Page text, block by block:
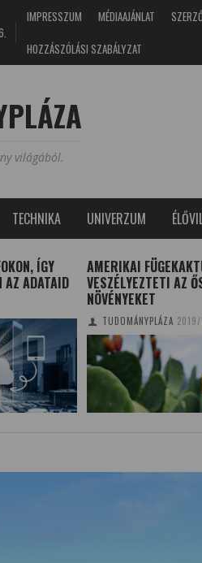
IMPRESSZUM MÉDIAAJÁNLAT
HOZZÁSZÓLÁSI SZABÁLYZAT
világából.
TECHNIKA UNIVERZUM
ÍGY
AZ ADATAID
AMERIKAI
VESZÉLYEZTETI AZ
NÖVÉNYEKET
TUDOMÁNYPLÁZA